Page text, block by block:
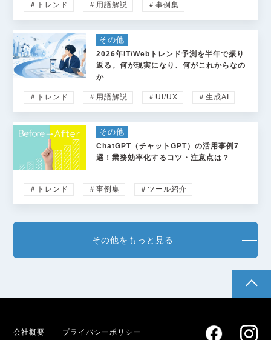
＃トレンド ＃用語解説 ＃事例集
その他
2026年IT/Webトレンド予測を半年で振り
返る。何が現実になり、何がこれからなの
か
＃トレンド ＃用語解説 ＃UI/UX ＃生成AI
その他
ChatGPT（チャットGPT）の活用事例7
選！業務効率化するコツ・注意点は？
＃トレンド ＃事例集 ＃ツール紹介
その他をもっと見る
会社概要 プライバシーポリシー